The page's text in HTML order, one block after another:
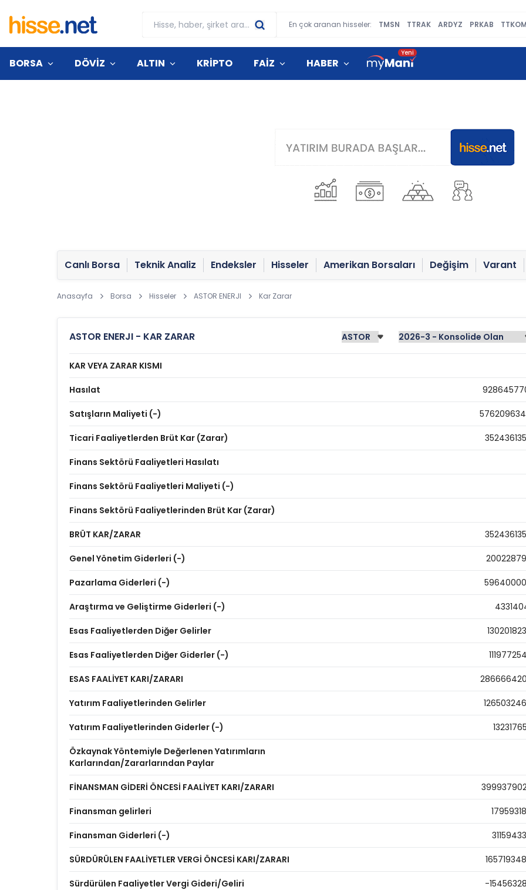
En çok aranan hisseler: TMSN TTRAK ARDYZ PRKAB TTKOM
BORSA DÖVİZ ALTIN KRİPTO FAİZ HABER
Canlı Borsa Teknik Analiz Endeksler Hisseler Amerikan Borsaları Değişim Varant
Anasayfa Borsa Hisseler ASTOR ENERJI Kar Zarar
ASTOR ENERJI - KAR ZARAR
KAR VEYA ZARAR KISMI
Hasılat
Satışların Maliyeti (-)
Ticari Faaliyetlerden Brüt Kar (Zarar)
Finans Sektörü Faaliyetleri Hasılatı
Finans Sektörü Faaliyetleri Maliyeti (-)
Finans Sektörü Faaliyetlerinden Brüt Kar (Zarar)
BRÜT KAR/ZARAR
Genel Yönetim Giderleri (-)
Pazarlama Giderleri (-)
Araştırma ve Geliştirme Giderleri (-)
Esas Faaliyetlerden Diğer Gelirler
Esas Faaliyetlerden Diğer Giderler (-)
ESAS FAALİYET KARI/ZARARI
Yatırım Faaliyetlerinden Gelirler
Yatırım Faaliyetlerinden Giderler (-)
Özkaynak Yöntemiyle Değerlenen Yatırımların
Karlarından/Zararlarından Paylar
FİNANSMAN GİDERİ ÖNCESİ FAALİYET KARI/ZARARI
Finansman gelirleri
Finansman Giderleri (-)
SÜRDÜRÜLEN FAALİYETLER VERGİ ÖNCESİ KARI/ZARARI
Sürdürülen Faaliyetler Vergi Gideri/Geliri -